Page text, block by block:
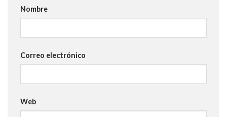
Nombre
Correo electrónico
Web